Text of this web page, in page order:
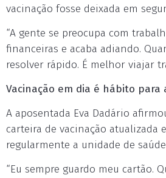
vacinação fosse deixada em
“A gente se preocupa com
financeiras e acaba adiando.
resolver rápido. É melhor viajar
Vacinação em dia é hábito para
A aposentada Eva Dadário
carteira de vacinação atualizada
regularmente a unidade de
“Eu sempre guardo meu cartão.